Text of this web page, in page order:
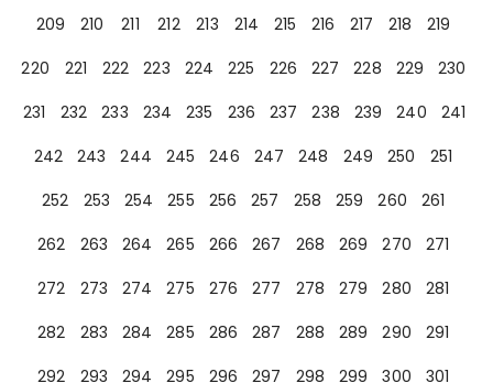
209
210 211 212 213 214 215 216 217 218
219
220
221 222 223 224 225 226 227 228 229
230
231
232 233 234 235 236 237 238 239 240
241
242
243 244 245 246 247 248 249 250
251
252
253 254 255 256 257 258 259 260
261
262
263 264 265 266 267 268 269 270
271
272
273 274 275 276 277 278 279 280
281
282
283 284 285 286 287 288 289 290
291
292
293 294 295 296 297 298 299 300 301